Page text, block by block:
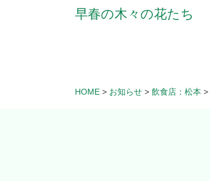
早春の木々の花たち
HOME > お知らせ > 飲食店：松本 >